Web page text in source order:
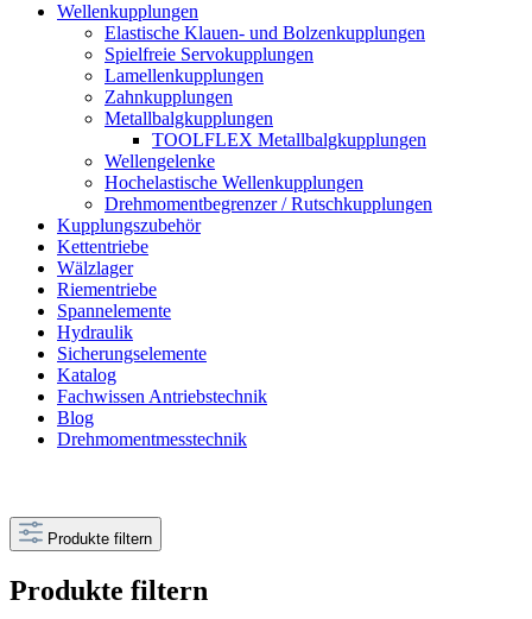
Wellenkupplungen
Elastische Klauen- und Bolzenkupplungen
Spielfreie Servokupplungen
Lamellenkupplungen
Zahnkupplungen
Metallbalgkupplungen
TOOLFLEX Metallbalgkupplungen
Wellengelenke
Hochelastische Wellenkupplungen
Drehmomentbegrenzer / Rutschkupplungen
Kupplungszubehör
Kettentriebe
Wälzlager
Riementriebe
Spannelemente
Hydraulik
Sicherungselemente
Katalog
Fachwissen Antriebstechnik
Blog
Drehmomentmesstechnik
Produkte filtern
Produkte filtern